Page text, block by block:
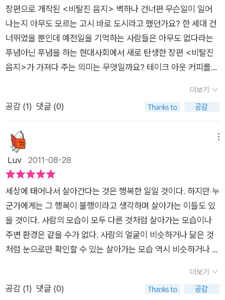
있었지만 그것조차도 엄청 귀한 것이라 그저 엿장수 리어카만 졸
졸 따라다녀야 했다. 양철통 두개를 지게의 끝에 매달아 어깨에
짊어지고 물이 아니라 똥을 퍼나르던 똥퍼아저씨, 제 몸보다 훨씬
커다란 바구니를 어깨에 걸치고 돈이 될만한 것이라면 뭐든지 주
워담던 넝마주이도 있었다.또 있다. 머리카락 팔아요~~ 골목마
다 퍼지던 낭낭한목소리,버스를 탕탕쳐대며 오라이~를 외쳐대던
버스차장의 목소리, 그 모든 것들이 지금 생각해보면 그 시대의
뿐만 아니라 공동변소도 꽤나 많았다. 지금도 문방구에 가면 나
어릴적에 먹었던 군것질거리들을 볼 수가 있다. 부모님 세대의 추
억이라고 뽑기가 유행했던 적도 있었다. 뽑기나 달고나의 추억만
큼 달콤한 것만 있다면 얼마나 좋을까 싶지만 못살았던 시절이라
복천영감을 이끌어주었던 떡장수 아줌마네 가족처럼 한순간에
연탄가스중독으로 세상을 떠났던 사람도 엄청 많던 시절이었다.
아무것도 없이 낯선 타향에서, 그것도 눈뜨고도 코 베인다는 도시
에서 살아갈 수 있었던 건 조금만 더 고생하면 나아지겠지하는 그
런 희망이 있었기 때문이다. 그래도 내일이 있다는 것 자체가 힘
그립고 정이 그립다고 말하는 요즘이지만 어느 누구도 먼저 다가
가려 하지 않는다. 어쩌면 어떻게 나눠야 하는건지를 몰라서 그럴
가는 서울은 사람 살곳이 아니었다. 그래도, 복천 영감은 살아야
했다. 금쪽같은 자식들 때문에 살아야 했다. 과외 한번 안해도 공
부잘하는 아들놈과, 아버지 생각에 가슴 저미면서 일을 하는 딸내
미때문에 살아야 했다. 생각할수록 서럽고 원통한 일이었다. 예나
지금이나 가난한 사람은 죄진 일이 없이 어쩌면 그리도 가혹한 벌
람은 그리도 모진 설움과 학대를 벌로 받아야 하는 것이었다. 옛
날 자신이 그러했고, 지금 그 아가씨가 또 당하고 있었다. p.247
열심히만 살면 살수 있을 줄 알았는데, 배운것 없고, 빽없는 사람
은 어디에도 발 붙일 곳이 없는 곳이 서울이었다. 그곳에서 칼갈
이를 시작하고 처음 만난 아가씨에게서는 고향냄새가 났었다. 그
아가씨가 5년만에 영 다른 사람이 되어버렸다. 복천 영감만 가슴
서럽고 원통하다. 가난은 죄가 아니라는데, 가난한 사람은 죄진
일도 없이 왜 이리 가혹한 벌을 받는지. 그도, 아가씨도 모른다.
왜 이런 설움과 학대를 받고 있는지 말이다. 죄를 져서 기름 가마
솥에 처박힐것이 무서워 높은 담을 쌓고, 그것도 모자라 뾰족한
가시를 덩쿨째 치고 사는 사람들은 저리도 잘 사는데, 진저리나는
서울 냄새를 풍기면서 저리도 잘사는데, 왜 이 가난을 뭉게고 있
는 그는 이리도 힘이들까.조정래 선생이 이야기를 한다. 40년의
칼갈이를 하며 생계를 꾸려 나가고있다, 복천영감의 두 자녀는 영
감의 힘을 조금이라도 덜어 주려고 애를 쓰지만 팍팍한 서울 살림
살이는 조금도 나아지는 기미가 없다, 비탈진 음지와 같은 서울의
그늘진 판잣집 동네에서 그래도 자식들을 위해서 자신의 모든것
을 내어 줄수 있는 복천영감은 목에서 쇳소리가 나도록 칼을 갈라
고 외치지만 아이들의 뒷 바라지를 넉넉하게 할 만큼의 소득은 되
질 않는다, 복천영감이 겪는 일들을 듣고 있노라면 겪을수 있는
이 시작한 서울생활에 서울내기들의 텃세에 몸도 상하고 돈도 잃
고 마음의 상처와 몸의 상처로 점점 만신창이가 되어가는 복천영
감을 보고 있노라니 한사람의 생애가 너무 가엾게 느껴졌다 이 책
을 읽고 있노라면 옛적 어린시절의 향수를 느끼게 된다, 그 시절
은 그저 칼갈이를 외치던 칼갈이 아저씨와 망태를 짊어 지고 다니
동네 우는 아이들의 공포의 대상이였던 망태 아저씨, 식모살러 시
골에서 올라온 우리네 이모들등이 보인다, 어려운 시절이 있었고
또 다시 새로운 시절이 왔다, 우리는 많은것일 잊고 살고 그런 시
절은 불과 몇십년 전이건만 그냥 옛일이라고 지나간 일 말하듯 한
과거는우리의 상처처럼 살속에 새겨져 있다. 그 상처를 가지고 우
리는 마치 예방주라라도 맞은듯이 어려움을 이겨내는 용기를 몸
장편으로 개작된 <비탈진 음지> 벽하나 건너편 무슨일이 일어
나는지 아무도 모르는 고시 바로 도시라고 했던가요? 한 세대 건
너뛰었을 뿐인데 예전일을 기억하는 사람들은 아무도 없다라는
푸념아닌 푸념을 하는 현대사회에서 새로 탄생한 장편 <비탈진
음지>가 가져다 주는 의미는 무엇일까요? 테이크 아웃 커피를
찾는이들이있는가 하면 길하나 건너편에서는 생존권을 지키기
위해 용역과 몸싸움을 벌이며 연신 눈물 짓는 상인과 사람들의 이
야기가 공존하는 서울. 도시의 빈민 또한 서울의 시민이자 우리의
삶의 모습이거늘 상처와 아픔은 사람들의 기억에서 지워지고 외
면되어진채 오늘도 반복되어지고 있습니다.우리시대 외면해선
안될 우리의 또 다른 모습 <비탈진음지>는 1973년 처음 발표되
으로 개작되었습니다. <비탈진음지>의 작품 속 주인공들은 피
할 수 없는 시대의 변화 속에서 삶의 터전을 등지고 '무작정 상
경'을 감행한 '무작정 상경 1세대'입니다. 오늘날 국민 소득 2만불
시대의 이면에는 88만원 세대가 있고 그보다 더 적은 최저 생계
비 시대가 존재하듯이 <비탈진 음지>의 작품은 60년대 도시 빈
민들의 모습을담고 있습니다. '굶주리는 사람'의 모습은 언제나
우리의 가슴을 아프게 하고 슬프게 하지만 사회적 무관심과 외면
더보기
공감 (1) 댓글 (0)
Luv 2011-08-28
세상에 태어나서 살아간다는 것은 행복한 일일 것이다. 하지만 누
군가에게는 그 행복이 불행이라고 생각하며 살아가는 이들도 있
을 것이다. 사람의 모습이 모두 다른 것처럼 살아가는 모습이나
주변 환경은 같을 수가 없다. 사람의 얼굴이 비슷하거나 닮은 것
처럼 눈으로만 확인할 수 있는 살아가는 모습 역시 비슷하거나 닮
보나 한 사람의 인생이나 주변 환경은 같을 수 없다는 것이다. 그
래서 자신의 인생은 소중하고 누구나 행복을 누리고 살 수 있으며
더보기
공감 (1) 댓글 (0)